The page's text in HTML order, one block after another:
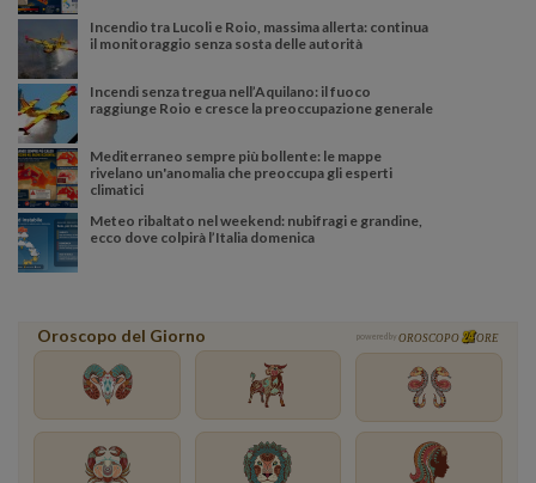
Incendio tra Lucoli e Roio, massima allerta: continua
il monitoraggio senza sosta delle autorità
Incendi senza tregua nell’Aquilano: il fuoco
raggiunge Roio e cresce la preoccupazione generale
Mediterraneo sempre più bollente: le mappe
rivelano un'anomalia che preoccupa gli esperti
climatici
Meteo ribaltato nel weekend: nubifragi e grandine,
ecco dove colpirà l’Italia domenica
Oroscopo del Giorno powered by OROSCOPO ORE